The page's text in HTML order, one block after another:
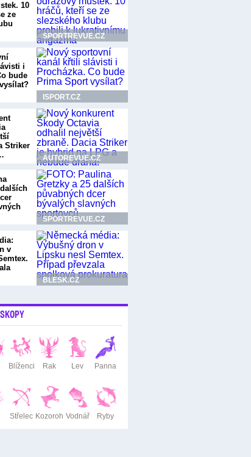
10
ze
SPORTREVUE.CZ
i
bude
ISPORT.CZ
Striker
AUTOREVUE.CZ
SPORTREVUE.CZ
v
BLESK.CZ
Blíženci Rak Lev Panna
Střelec Kozoroh Vodnář Ryby